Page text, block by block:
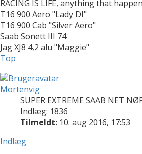
RACING IS LIFE, anything that
T16 900 Aero "Lady DI"
T16 900 Cab "Silver Aero"
Saab Sonett III 74
Jag XJ8 4,2 alu "Maggie"
Top
Mortenvig
SUPER EXTREME SAAB NET
Indlæg: 1836
Tilmeldt: 10. aug 2016, 17:53
Indlæg